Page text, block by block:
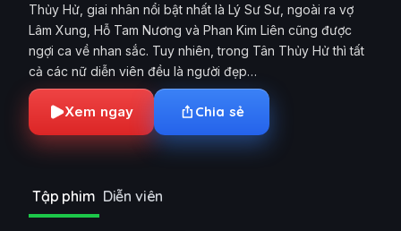
Thủy Hử, giai nhân nổi bật nhất là Lý Sư Sư, ngoài ra vợ
Lâm Xung, Hỗ Tam Nương và Phan Kim Liên cũng được
ngợi ca về nhan sắc. Tuy nhiên, trong Tân Thủy Hử thì tất
cả các nữ diễn viên đều là người đẹp…
Xem ngay Chia sẻ
Tập phim Diễn viên